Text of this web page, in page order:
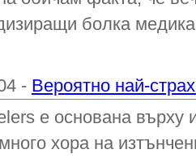
болка
- Вероятно най-
е основана върху
хора на